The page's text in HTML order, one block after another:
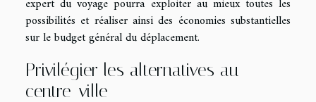
expert du voyage pourra exploiter au mieux toutes les
possibilités et réaliser ainsi des économies substantielles
sur le budget général du déplacement.
Privilégier les alternatives au
centre-ville